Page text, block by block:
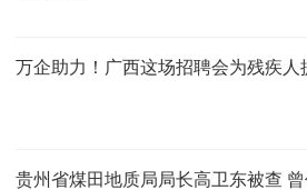
万企助力！广西这场招聘会为残疾人
贵州省煤田地质局局长高卫东被查